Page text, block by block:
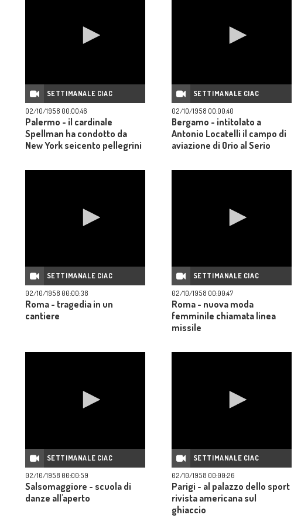
SETTIMANALE CIAC
02/10/1958 00:00:46
Palermo - il cardinale
Spellman ha condotto da
New York seicento pellegrini
SETTIMANALE CIAC
02/10/1958 00:00:40
Bergamo - intitolato a
Antonio Locatelli il campo di
aviazione di Orio al Serio
SETTIMANALE CIAC
02/10/1958 00:00:38
Roma - tragedia in un
cantiere
SETTIMANALE CIAC
02/10/1958 00:00:47
Roma - nuova moda
femminile chiamata linea
missile
SETTIMANALE CIAC
02/10/1958 00:00:59
Salsomaggiore - scuola di
danze all'aperto
SETTIMANALE CIAC
02/10/1958 00:00:26
Parigi - al palazzo dello sport
rivista americana sul
ghiaccio